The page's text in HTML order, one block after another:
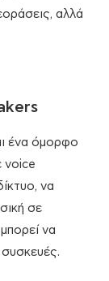
αλλά
ένα όμορφο
voice
να
σε
να
συσκευές.